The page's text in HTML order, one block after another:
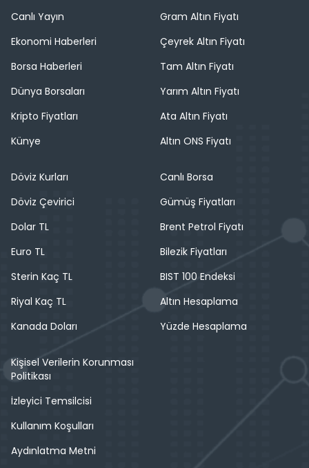
Canlı Yayın
Ekonomi Haberleri
Borsa Haberleri
Dünya Borsaları
Kripto Fiyatları
Künye
Gram Altın Fiyatı
Çeyrek Altın Fiyatı
Tam Altın Fiyatı
Yarım Altın Fiyatı
Ata Altın Fiyatı
Altın ONS Fiyatı
Döviz Kurları
Döviz Çevirici
Dolar TL
Euro TL
Sterin Kaç TL
Riyal Kaç TL
Kanada Doları
Canlı Borsa
Gümüş Fiyatları
Brent Petrol Fiyatı
Bilezik Fiyatları
BIST 100 Endeksi
Altın Hesaplama
Yüzde Hesaplama
Kişisel Verilerin Korunması
Politikası
İzleyici Temsilcisi
Kullanım Koşulları
Aydınlatma Metni